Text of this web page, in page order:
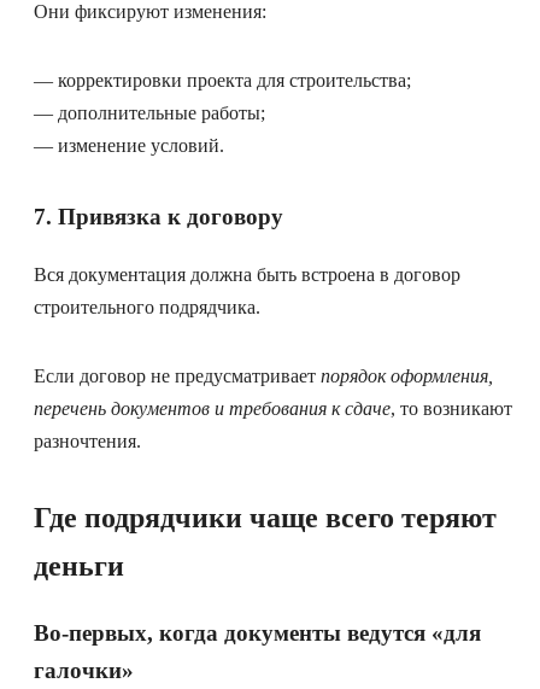
Они фиксируют изменения:
— корректировки проекта для строительства;
— дополнительные работы;
— изменение условий.
7. Привязка к договору
Вся документация должна быть встроена в договор
строительного подрядчика.
Если договор не предусматривает порядок оформления,
перечень документов и требования к сдаче, то возникают
разночтения.
Где подрядчики чаще всего теряют
деньги
Во-первых, когда документы ведутся «для
галочки»